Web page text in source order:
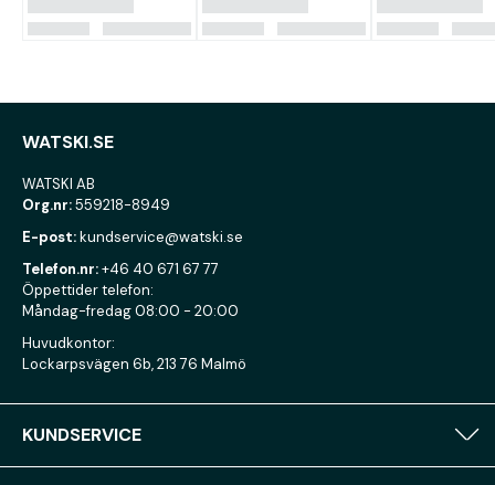
WATSKI.SE
WATSKI AB
Org.nr:559218-8949
E-post:kundservice@watski.se
Telefon.nr:+46 40 671 67 77
Öppettider telefon:
Måndag-fredag 08:00 - 20:00
Huvudkontor:
Lockarpsvägen 6b, 213 76 Malmö
KUNDSERVICE